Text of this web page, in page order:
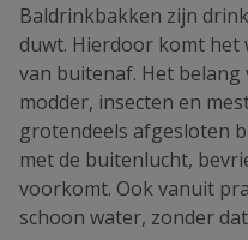
Baldrinkbakken zijn
duwt. Hierdoor komt
van buitenaf. Het
modder, insecten en
grotendeels afgesloten
met de buitenlucht,
voorkomt. Ook vanuit
schoon water, zonder